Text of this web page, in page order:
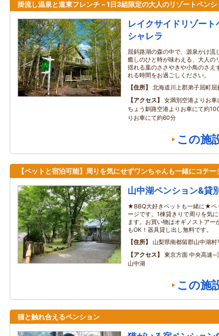
掛流し温泉と道東フレンチ－1日3組限定の大人のリゾートペンシ
レイクサイドリゾー
シャレラ
屈斜路湖の森の中で、源泉かけ流
癒しのひと時が味わえる、大人の
揺れる葉のささやきや小鳥のさえ
れる時間をお過ごしください。
住所
北海道川上郡弟子屈町屈
アクセス
女満別空港よりお
ちょう釧路空港よりお車にて約
りお車にて約60分
この施
【ペットと宿泊可能】周りを気にせずワンちゃんも一緒にコテー
山中湖ペンション&
★BBQ大好きペットも一緒に★ペ
ージです。1棟貸きりで周りを気
ます。お買い物はオギノストアー
もOK！器具貸し出し無料です。
住所
山梨県南都留郡山中湖村
アクセス
東京方面 中央高速
山中湖
この施
猫と触れ合えるペンション